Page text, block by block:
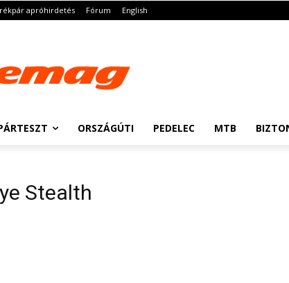
apróhirdetés Fórum English
ORSZÁGÚTI PEDELEC MTB
Stealth